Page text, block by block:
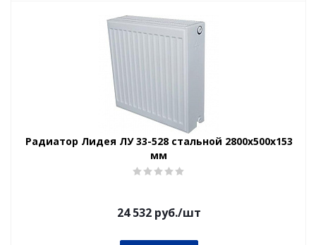
Радиатор Лидея ЛУ 33-528 стальной 2800x500x153
мм
24 532руб./шт